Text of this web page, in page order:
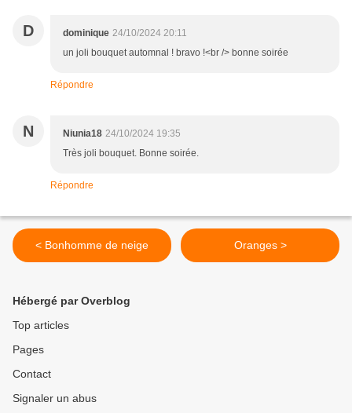
D dominique 24/10/2024 20:11
un joli bouquet automnal ! bravo !<br /> bonne soirée
Répondre
N Niunia18 24/10/2024 19:35
Très joli bouquet. Bonne soirée.
Répondre
< Bonhomme de neige Oranges >
Hébergé par Overblog
Top articles
Pages
Contact
Signaler un abus